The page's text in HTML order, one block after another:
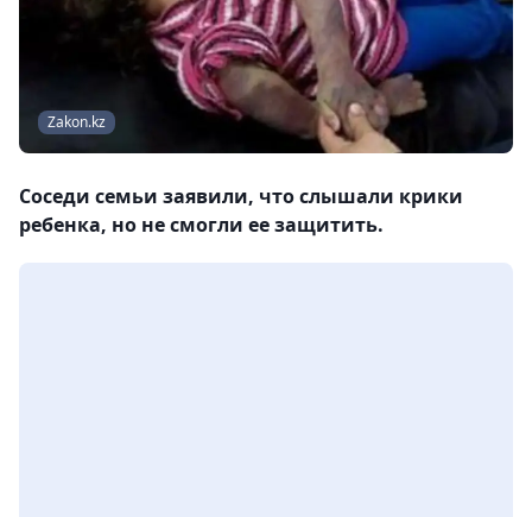
Zakon.kz
Соседи семьи заявили, что слышали крики
ребенка, но не смогли ее защитить.